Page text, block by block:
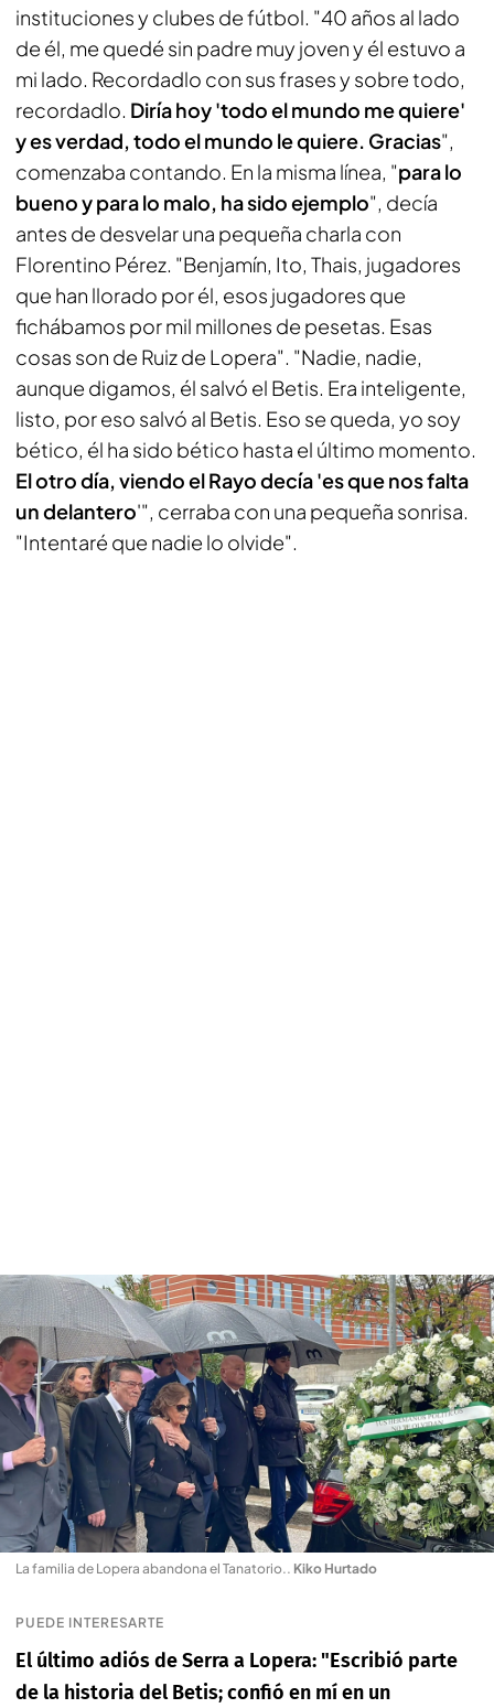
instituciones y clubes de fútbol. "40 años al lado
de él, me quedé sin padre muy joven y él estuvo a
mi lado. Recordadlo con sus frases y sobre todo,
recordadlo. Diría hoy 'todo el mundo me quiere'
y es verdad, todo el mundo le quiere. Gracias",
comenzaba contando. En la misma línea, "para lo
bueno y para lo malo, ha sido ejemplo", decía
antes de desvelar una pequeña charla con
Florentino Pérez. "Benjamín, Ito, Thais, jugadores
que han llorado por él, esos jugadores que
fichábamos por mil millones de pesetas. Esas
cosas son de Ruiz de Lopera". "Nadie, nadie,
aunque digamos, él salvó el Betis. Era inteligente,
listo, por eso salvó al Betis. Eso se queda, yo soy
bético, él ha sido bético hasta el último momento.
El otro día, viendo el Rayo decía 'es que nos falta
un delantero'", cerraba con una pequeña sonrisa.
"Intentaré que nadie lo olvide".
La familia de Lopera abandona el Tanatorio.. Kiko Hurtado
PUEDE INTERESARTE
El último adiós de Serra a Lopera: "Escribió parte
de la historia del Betis; confió en mí en un